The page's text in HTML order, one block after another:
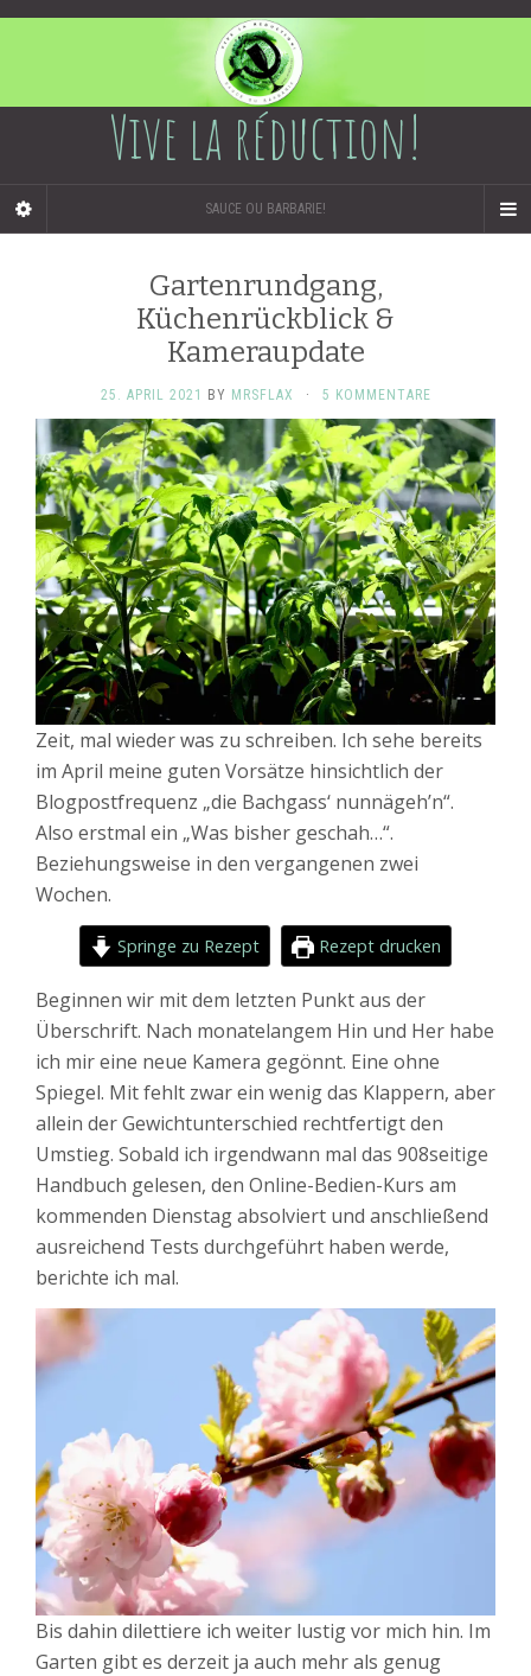
Vive la réduction!
SAUCE OU BARBARIE!
Gartenrundgang,
Küchenrückblick &
Kameraupdate
25. APRIL 2021 BY MRSFLAX · 5 KOMMENTARE
Zeit, mal wieder was zu schreiben. Ich sehe bereits
im April meine guten Vorsätze hinsichtlich der
Blogpostfrequenz „die Bachgass‘ nunnägeh’n“.
Also erstmal ein „Was bisher geschah…“.
Beziehungsweise in den vergangenen zwei
Wochen.
Springe zu Rezept Rezept drucken
Beginnen wir mit dem letzten Punkt aus der
Überschrift. Nach monatelangem Hin und Her habe
ich mir eine neue Kamera gegönnt. Eine ohne
Spiegel. Mit fehlt zwar ein wenig das Klappern, aber
allein der Gewichtunterschied rechtfertigt den
Umstieg. Sobald ich irgendwann mal das 908seitige
Handbuch gelesen, den Online-Bedien-Kurs am
kommenden Dienstag absolviert und anschließend
ausreichend Tests durchgeführt haben werde,
berichte ich mal.
Bis dahin dilettiere ich weiter lustig vor mich hin. Im
Garten gibt es derzeit ja auch mehr als genug